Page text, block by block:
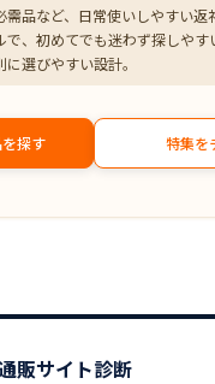
品など、日常使いしやすい返
で、初めてでも迷わず探しやす
選びやすい設計。
探す 特集を
販サイト診断